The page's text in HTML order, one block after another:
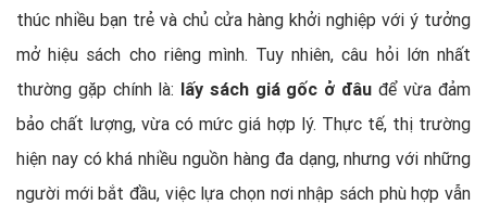
thúc nhiều bạn trẻ và chủ cửa hàng khởi nghiệp với ý tưởng
mở hiệu sách cho riêng mình. Tuy nhiên, câu hỏi lớn nhất
thường gặp chính là: lấy sách giá gốc ở đâuđể vừa đảm
bảo chất lượng, vừa có mức giá hợp lý. Thực tế, thị trường
hiện nay có khá nhiều nguồn hàng đa dạng, nhưng với những
người mới bắt đầu, việc lựa chọn nơi nhập sách phù hợp vẫn